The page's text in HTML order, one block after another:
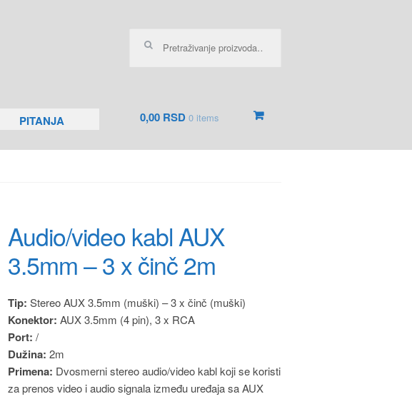
PITANJA 0,00 RSD0 items
Audio/video kabl AUX
3.5mm – 3 x činč 2m
Tip: Stereo AUX 3.5mm (muški) – 3 x činč (muški)
Konektor: AUX 3.5mm (4 pin), 3 x RCA
Port: /
Dužina: 2m
Primena: Dvosmerni stereo audio/video kabl koji se koristi
za prenos video i audio signala između uređaja sa AUX